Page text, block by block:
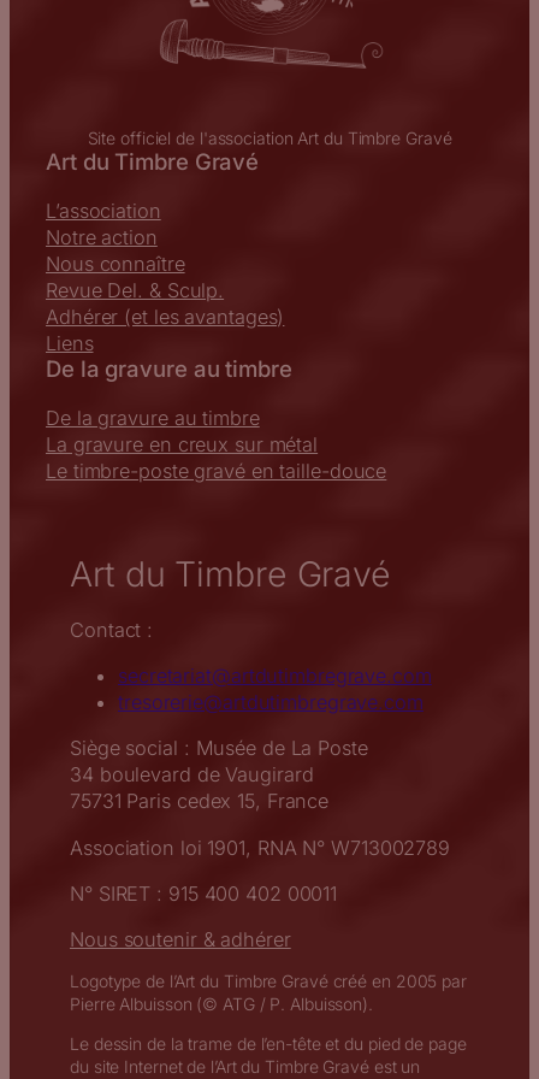
Site officiel de l'association Art du Timbre Gravé
Art du Timbre Gravé
L’association
Notre action
Nous connaître
Revue Del. & Sculp.
Adhérer (et les avantages)
Liens
De la gravure au timbre
De la gravure au timbre
La gravure en creux sur métal
Le timbre-poste gravé en taille-douce
Art du Timbre Gravé
Contact :
secretariat@artdutimbregrave.com
tresorerie@artdutimbregrave.com
Siège social : Musée de La Poste
34 boulevard de Vaugirard
75731 Paris cedex 15, France
Association loi 1901, RNA N° W713002789
N° SIRET : 915 400 402 00011
Nous soutenir & adhérer
Logotype de l’Art du Timbre Gravé créé en 2005 par
Pierre Albuisson (© ATG / P. Albuisson).
Le dessin de la trame de l’en-tête et du pied de page
du site Internet de l’Art du Timbre Gravé est un